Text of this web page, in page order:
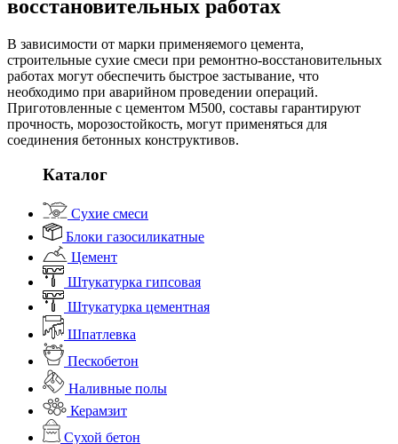
восстановительных работах
В зависимости от марки применяемого цемента,
строительные сухие смеси при ремонтно-восстановительных
работах могут обеспечить быстрое застывание, что
необходимо при аварийном проведении операций.
Приготовленные с цементом М500, составы гарантируют
прочность, морозостойкость, могут применяться для
соединения бетонных конструктивов.
Каталог
Сухие смеси
Блоки газосиликатные
Цемент
Штукатурка гипсовая
Штукатурка цементная
Шпатлевка
Пескобетон
Наливные полы
Керамзит
Сухой бетон